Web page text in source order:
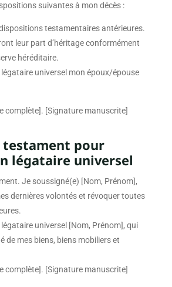
suivantes à mon décès :
testamentaires antérieures.
leur part d’héritage conformément
héréditaire.
universel mon époux/épouse
complète]. [Signature manuscrite]
testament pour
légataire universel
Je soussigné(e) [Nom, Prénom],
dernières volontés et révoquer toutes
universel [Nom, Prénom], qui
de mes biens, biens mobiliers et
complète]. [Signature manuscrite]